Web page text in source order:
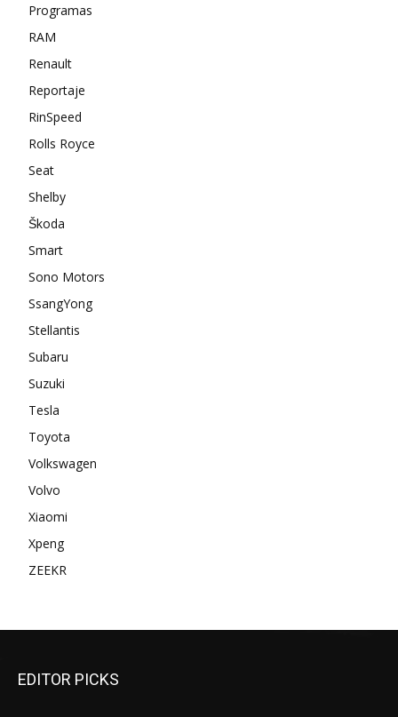
Programas
RAM
Renault
Reportaje
RinSpeed
Rolls Royce
Seat
Shelby
Škoda
Smart
Sono Motors
SsangYong
Stellantis
Subaru
Suzuki
Tesla
Toyota
Volkswagen
Volvo
Xiaomi
Xpeng
ZEEKR
EDITOR PICKS